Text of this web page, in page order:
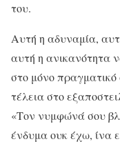
του.
Αυτή η αδυναμία,
αυτή η ανικανότητα
στο μόνο
τέλεια στο
«Τον νυμφώνά σου
ένδυμα ουκ έχω, ίνα